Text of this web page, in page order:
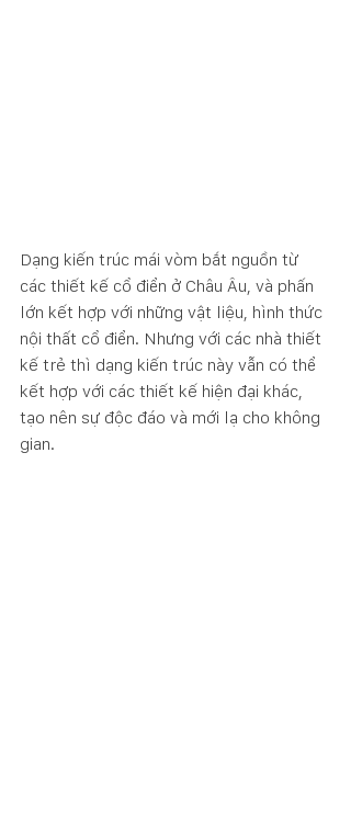
Dạng kiến trúc mái vòm bắt nguồn từ
các thiết kế cổ điển ở Châu Âu, và phấn
lớn kết hợp với những vật liệu, hình thức
nội thất cổ điển. Nhưng với các nhà thiết
kế trẻ thì dạng kiến trúc này vẫn có thể
kết hợp với các thiết kế hiện đại khác,
tạo nên sự độc đáo và mới lạ cho không
gian.